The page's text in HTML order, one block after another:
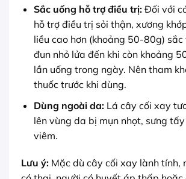
Sắc uống hỗ trợ điều trị:Đối với
hỗ trợ điều trị sỏi thận, xương
liều cao hơn (khoảng 50-80g) sắc
đun nhỏ lửa đến khi còn khoảng
lần uống trong ngày. Nên tham
thuốc trước khi dùng.
Dùng ngoài da:Lá cây cối xay
lên vùng da bị mụn nhọt, sưng
viêm.
Lưu ý: Mặc dù cây cối xay lành tính,